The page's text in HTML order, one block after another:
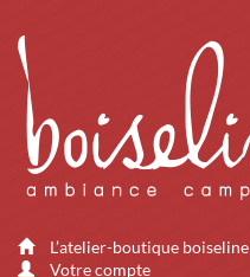
L’atelier-boutique boiseline
Votre compte